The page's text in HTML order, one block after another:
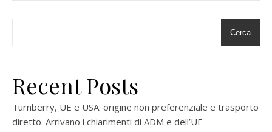
Cerca
Recent Posts
Turnberry, UE e USA: origine non preferenziale e trasporto
diretto. Arrivano i chiarimenti di ADM e dell’UE